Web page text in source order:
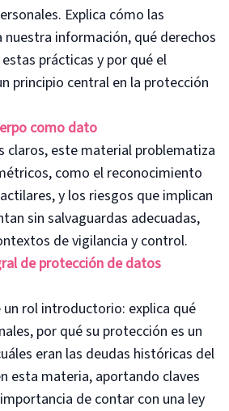
Explica cómo las
nuestra información, qué derechos
prácticas y por qué el
principio central en la protección
como dato
claros, este material problematiza
como el reconocimiento
y los riesgos que implican
sin salvaguardas adecuadas,
de vigilancia y control.
de protección de datos
un rol introductorio: explica qué
por qué su protección es un
eran las deudas históricas del
esta materia, aportando claves
de contar con una ley